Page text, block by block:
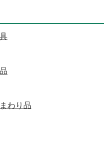
わり品